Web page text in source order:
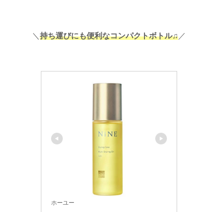
＼ 持ち運びにも便利なコンパクトボトル♫ ／
ホーユー